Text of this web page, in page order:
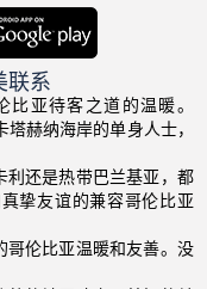
联系
比亚待客之道的温暖。
赫纳海岸的单身人士，
利还是热带巴兰基亚，都
挚友谊的兼容哥伦比亚
哥伦比亚温暖和友善。没